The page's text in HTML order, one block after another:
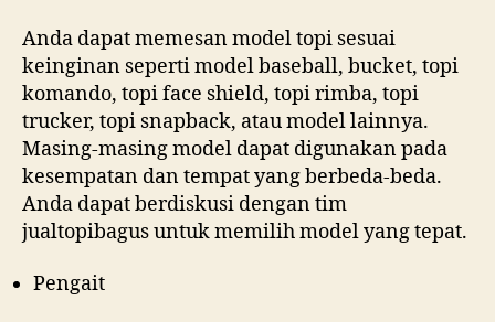
Anda dapat memesan model topi sesuai
keinginan seperti model baseball, bucket, topi
komando, topi face shield, topi rimba, topi
trucker, topi snapback, atau model lainnya.
Masing-masing model dapat digunakan pada
kesempatan dan tempat yang berbeda-beda.
Anda dapat berdiskusi dengan tim
jualtopibagus untuk memilih model yang tepat.
Pengait